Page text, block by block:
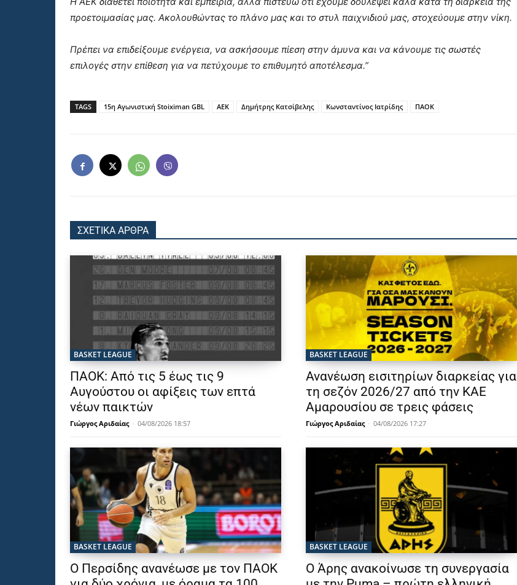
προετοιμασίας μας. Ακολουθώντας το πλάνο μας και το στυλ παιχνιδιού μας, στοχεύουμε στην νίκη.
Πρέπει να επιδείξουμε ενέργεια, να ασκήσουμε πίεση στην άμυνα και να κάνουμε τις σωστές
επιλογές στην επίθεση για να πετύχουμε το επιθυμητό αποτέλεσμα.”
TAGS 15η Αγωνιστική Stoiximan GBL ΑΕΚ Δημήτρης Κατσίβελης Κωνσταντίνος Ιατρίδης ΠΑΟΚ
ΣΧΕΤΙΚΑ ΑΡΘΡΑ
BASKET LEAGUE
ΠΑΟΚ: Από τις 5 έως τις 9
Αυγούστου οι αφίξεις των επτά
νέων παικτών
Γιώργος Αριδαίας - 04/08/2026 18:57
BASKET LEAGUE
Ανανέωση εισιτηρίων διαρκείας για
τη σεζόν 2026/27 από την ΚΑΕ
Αμαρουσίου σε τρεις φάσεις
Γιώργος Αριδαίας - 04/08/2026 17:27
BASKET LEAGUE
Ο Περσίδης ανανέωσε με τον ΠΑΟΚ
BASKET LEAGUE
Ο Άρης ανακοίνωσε τη συνεργασία